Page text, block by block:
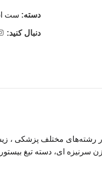
دسته: ست
دنبال کنید:
سرنیزه ای، دسته تیغ